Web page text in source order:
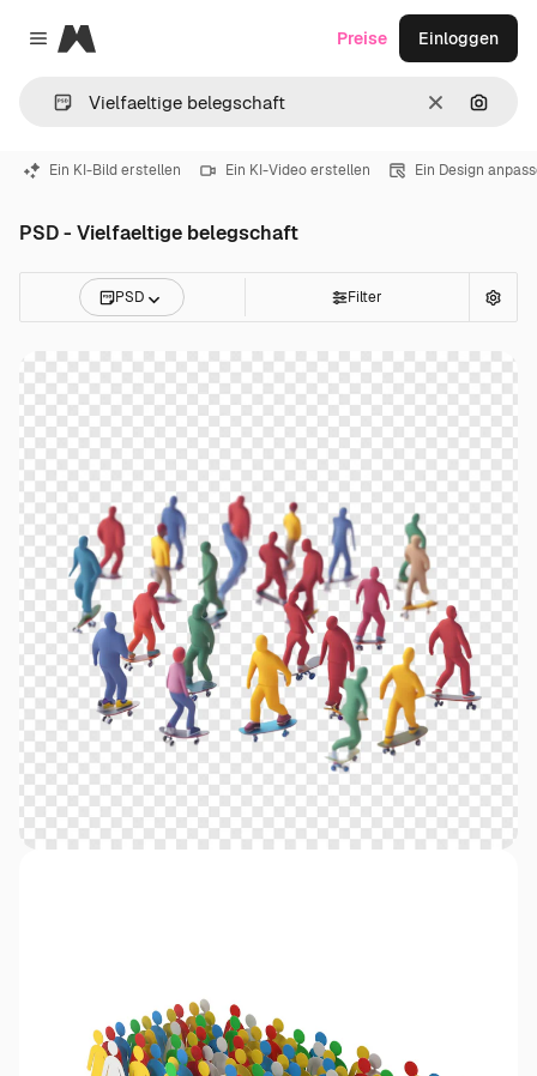
Close menu
Magnific
LöschenNach
Preise Einloggen
Ein KI-Bild erstellen Ein KI-Video erstellen Ein Design
PSD - Vielfaeltige belegschaft
PSD Filter